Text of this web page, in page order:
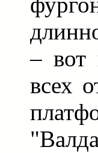
– вот
всех